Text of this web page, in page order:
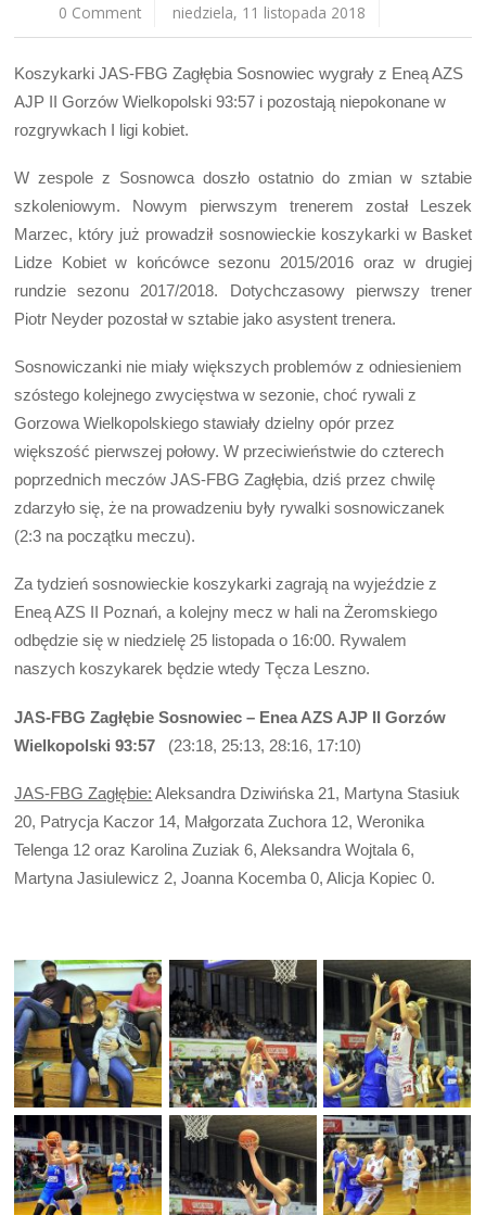
0 Comment niedziela, 11 listopada 2018
Koszykarki JAS-FBG Zagłębia Sosnowiec wygrały z Eneą AZS
AJP II Gorzów Wielkopolski 93:57 i pozostają niepokonane w
rozgrywkach I ligi kobiet.
W zespole z Sosnowca doszło ostatnio do zmian w sztabie
szkoleniowym. Nowym pierwszym trenerem został Leszek
Marzec, który już prowadził sosnowieckie koszykarki w Basket
Lidze Kobiet w końcówce sezonu 2015/2016 oraz w drugiej
rundzie sezonu 2017/2018. Dotychczasowy pierwszy trener
Piotr Neyder pozostał w sztabie jako asystent trenera.
Sosnowiczanki nie miały większych problemów z odniesieniem
szóstego kolejnego zwycięstwa w sezonie, choć rywali z
Gorzowa Wielkopolskiego stawiały dzielny opór przez
większość pierwszej połowy. W przeciwieństwie do czterech
poprzednich meczów JAS-FBG Zagłębia, dziś przez chwilę
zdarzyło się, że na prowadzeniu były rywalki sosnowiczanek
(2:3 na początku meczu).
Za tydzień sosnowieckie koszykarki zagrają na wyjeździe z
Eneą AZS II Poznań, a kolejny mecz w hali na Żeromskiego
odbędzie się w niedzielę 25 listopada o 16:00. Rywalem
naszych koszykarek będzie wtedy Tęcza Leszno.
JAS-FBG Zagłębie Sosnowiec – Enea AZS AJP II Gorzów
Wielkopolski 93:57 (23:18, 25:13, 28:16, 17:10)
JAS-FBG Zagłębie: Aleksandra Dziwińska 21, Martyna Stasiuk
20, Patrycja Kaczor 14, Małgorzata Zuchora 12, Weronika
Telenga 12 oraz Karolina Zuziak 6, Aleksandra Wojtala 6,
Martyna Jasiulewicz 2, Joanna Kocemba 0, Alicja Kopiec 0.